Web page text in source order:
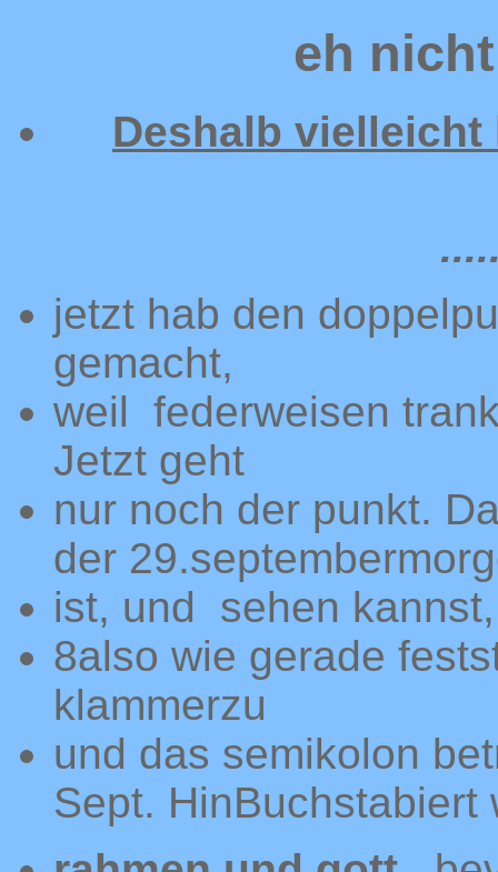
eh
Deshalb
jetzt hab den
gemacht,
weil federweisen
Jetzt geht
nur noch der punkt.
der
ist, und sehen
8also wie gerade
klammerzu
und das semikolon
Sept. HinBuchstabiert